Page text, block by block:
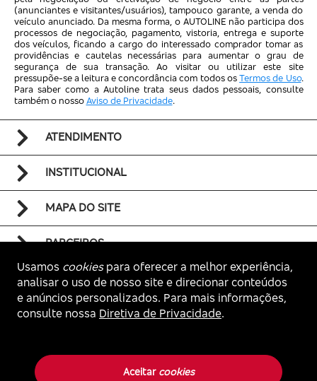
(anunciantes e visitantes/usuários), tampouco garante, a venda do
veículo anunciado. Da mesma forma, o AUTOLINE não participa dos
processos de negociação, pagamento, vistoria, entrega e suporte
dos veículos, ficando a cargo do interessado comprador tomar as
providências e cautelas necessárias para aumentar o grau de
segurança de sua transação. Ao visitar ou utilizar este site
pressupõe-se a leitura e concordância com todos osTermos de Uso.
Para saber como a Autoline trata seus dados pessoais, consulte
também o nossoAviso de Privacidade.
ATENDIMENTO
INSTITUCIONAL
MAPA DO SITE
PARCEIROS
Voltar ao topo
Usamos cookiespara oferecer a melhor experiência,
analisar o uso de nosso site e direcionar conteúdos
e anúncios personalizados. Para mais informações,
consulte nossa Diretiva de Privacidade.
Aceitar cookies